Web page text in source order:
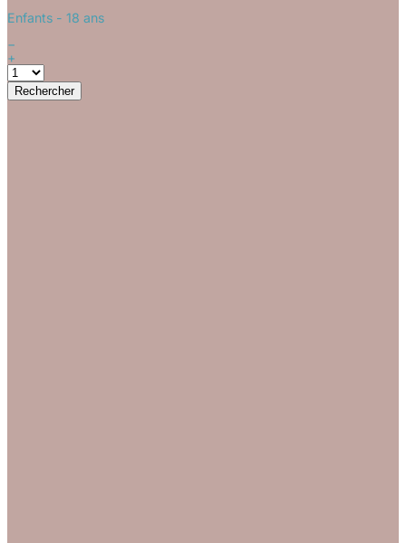
Enfants - 18 ans
−
+
Rechercher